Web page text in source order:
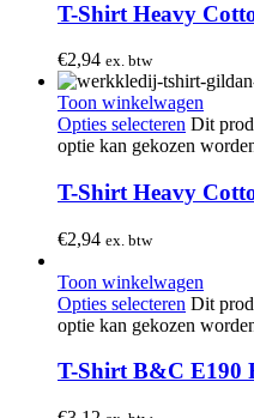
T-Shirt Heavy
€2,94 ex. btw
Toon winkelwagen
Opties selecteren Dit
optie kan gekozen
T-Shirt Heavy
€2,94 ex. btw
Toon winkelwagen
Opties selecteren Dit
optie kan gekozen
T-Shirt B&C E190